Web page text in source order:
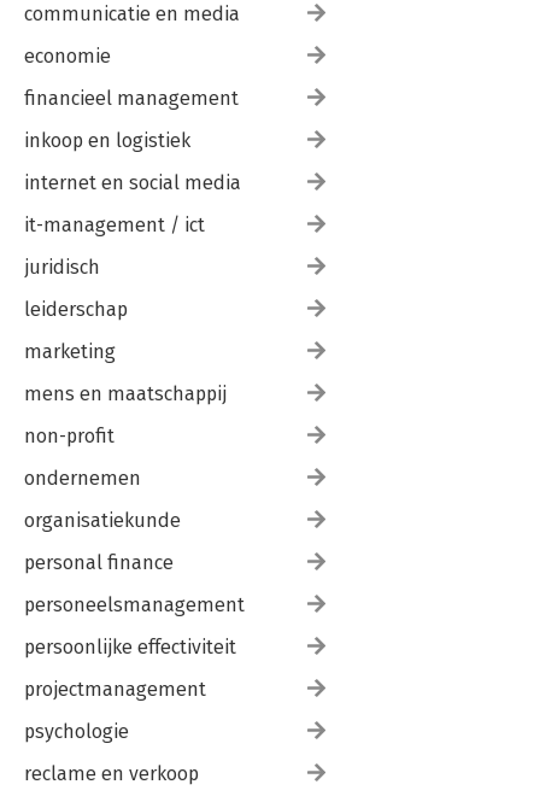
communicatie en media
economie
financieel management
inkoop en logistiek
internet en social media
it-management / ict
juridisch
leiderschap
marketing
mens en maatschappij
non-profit
ondernemen
organisatiekunde
personal finance
personeelsmanagement
persoonlijke effectiviteit
projectmanagement
psychologie
reclame en verkoop